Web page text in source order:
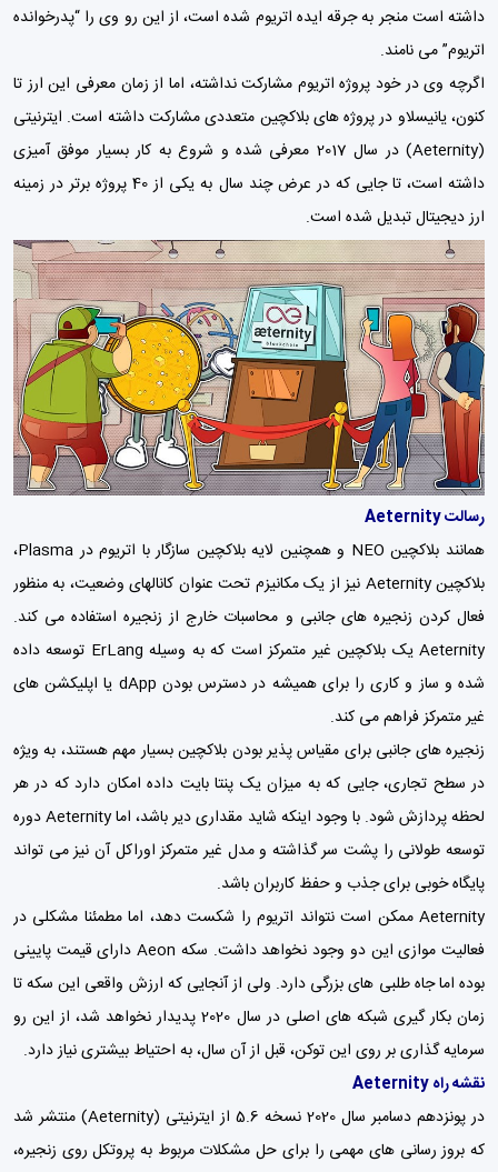
داشته است منجر به جرقه ایده اتریوم شده است، از این رو وی را “پدرخوانده
اتریوم” می نامند.
اگرچه وی در خود پروژه اتریوم مشارکت نداشته، اما از زمان معرفی این ارز تا
کنون، یانیسلاو در پروژه های بلاکچین متعددی مشارکت داشته است. ایترنیتی
(Aeternity) در سال 2017 معرفی شده و شروع به کار بسیار موفق آمیزی
داشته است، تا جایی که در عرض چند سال به یکی از 40 پروژه برتر در زمینه
ارز دیجیتال تبدیل شده است.
رسالت Aeternity
همانند بلاکچین NEO و همچنین لایه بلاکچین سازگار با اتریوم در Plasma،
بلاکچین Aeternity نیز از یک مکانیزم تحت عنوان کانالهای وضعیت، به منظور
فعال کردن زنجیره های جانبی و محاسبات خارج از زنجیره استفاده می کند.
Aeternity یک بلاکچین غیر متمرکز است که به وسیله ErLang توسعه داده
شده و ساز و کاری را برای همیشه در دسترس بودن dApp یا اپلیکشن های
غیر متمرکز فراهم می کند.
زنجیره های جانبی برای مقیاس پذیر بودن بلاکچین بسیار مهم هستند، به ویژه
در سطح تجاری، جایی که به میزان یک پنتا بایت داده امکان دارد که در هر
لحظه پردازش شود. با وجود اینکه شاید مقداری دیر باشد، اما Aeternity دوره
توسعه طولانی را پشت سر گذاشته و مدل غیر متمرکز اوراکل آن نیز می تواند
پایگاه خوبی برای جذب و حفظ کاربران باشد.
Aeternity ممکن است نتواند اتریوم را شکست دهد، اما مطمئنا مشکلی در
فعالیت موازی این دو وجود نخواهد داشت. سکه Aeon دارای قیمت پایینی
بوده اما جاه طلبی های بزرگی دارد. ولی از آنجایی که ارزش واقعی این سکه تا
زمان بکار گیری شبکه های اصلی در سال 2020 پدیدار نخواهد شد، از این رو
سرمایه گذاری بر روی این توکن، قبل از آن سال، به احتیاط بیشتری نیاز دارد.
نقشه راه Aeternity
در پونزدهم دسامبر سال 2020 نسخه 5.6 از ایترنیتی (Aeternity) منتشر شد
که بروز رسانی های مهمی را برای حل مشکلات مربوط به پروتکل روی زنجیره،